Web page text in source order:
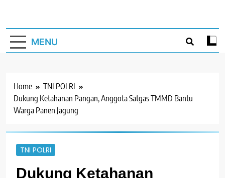
MENU
Home
TNI POLRI
Dukung Ketahanan Pangan, Anggota Satgas TMMD Bantu
Warga Panen Jagung
TNI POLRI
Dukung Ketahanan